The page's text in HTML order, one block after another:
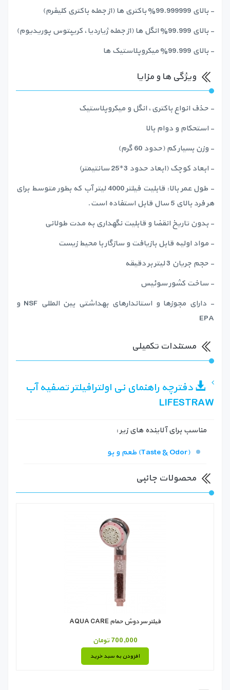
- بالای 99.999999% باکتری ها (از جمله باکتری کلیفرم)
- بالای 99.999% انگل ها (از جمله ژیاردیا، کریپتوس پوریدیوم)
- بالای 99.999% میکروپلاستیک ها
ویژگی ها و مزایا
- حذف انواع باکتری، انگل و میکروپلاستیک
- استحکام و دوام بالا
- وزن بسیار کم (حدود 60 گرم)
- ابعاد کوچک (ابعاد حدود 3*25 سانتیمتر)
- طول عمر بالا: قابلیت فیلتر 4000 لیتر آب که بطور متوسط برای
هر فرد بالای 5 سال قابل استفاده است.
- بدون تاریخ انقضا و قابلیت نگهداری به مدت طولانی
- مواد اولیه قابل بازیافت و سازگار با محیط زیست
- حجم جریان 3 لیتر بر دقیقه
- ساخت کشور سوئیس
- دارای مجوزها و استاندارهای بهداشتی بین المللی NSF و
EPA
مستندات تکمیلی
دفترچه راهنمای نی اولترافیلتر تصفیه آب
LIFESTRAW
مناسب برای آلاینده های زیر :
طعم و بو (Taste & Odor)
محصولات جانبی
فیلتر سر دوش حمام AQUA CARE
700,000 تومان
افزودن به سبد خرید